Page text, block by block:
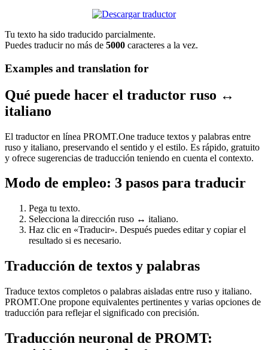
Tu texto ha sido traducido parcialmente.
Puedes traducir no más de 5000 caracteres a la vez.
Examples and translation for
Qué puede hacer el traductor ruso ↔
italiano
El traductor en línea PROMT.One traduce textos y palabras entre
ruso y italiano, preservando el sentido y el estilo. Es rápido, gratuito
y ofrece sugerencias de traducción teniendo en cuenta el contexto.
Modo de empleo: 3 pasos para traducir
Pega tu texto.
Selecciona la dirección ruso ↔ italiano.
Haz clic en «Traducir». Después puedes editar y copiar el
resultado si es necesario.
Traducción de textos y palabras
Traduce textos completos o palabras aisladas entre ruso y italiano.
PROMT.One propone equivalentes pertinentes y varias opciones de
traducción para reflejar el significado con precisión.
Traducción neuronal de PROMT: